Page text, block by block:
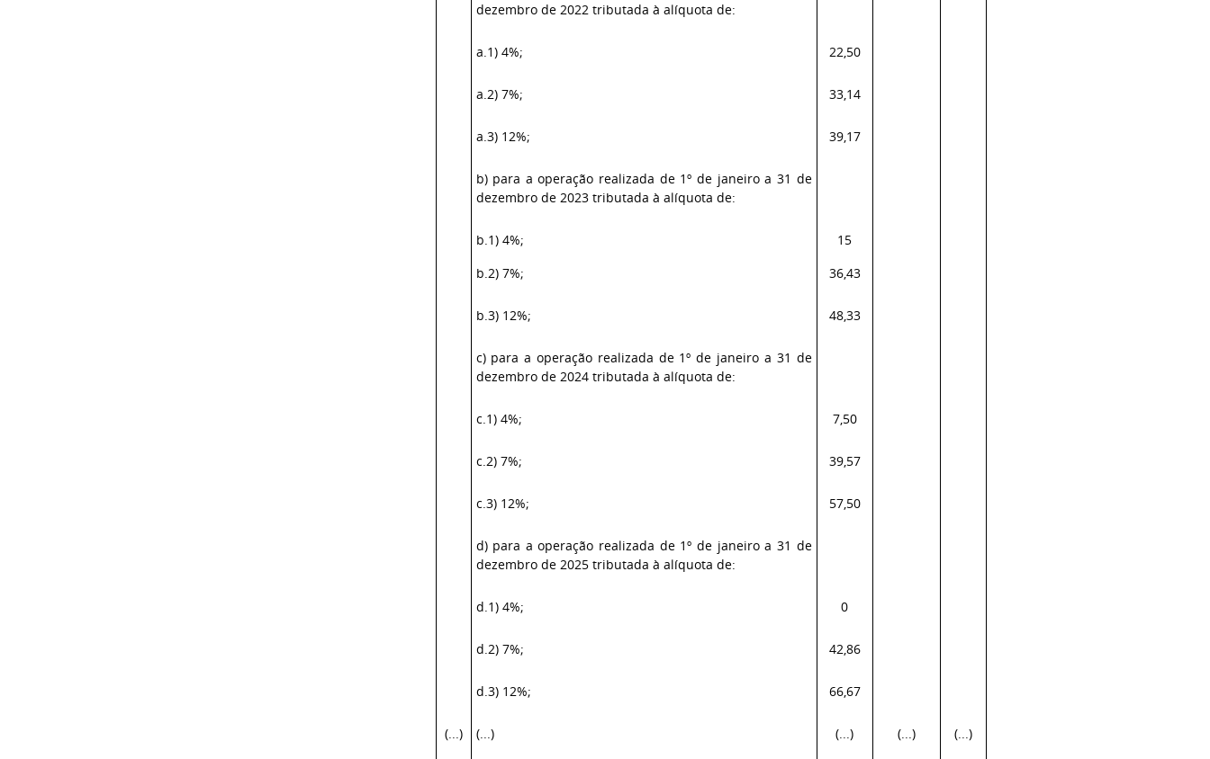
dezembro de 2022 tributada à alíquota de:
a.1) 4%; 22,50
a.2) 7%; 33,14
a.3) 12%; 39,17
b) para a operação realizada de 1º de janeiro a 31 de
dezembro de 2023 tributada à alíquota de:
b.1) 4%;
b.2) 7%;
15
36,43
b.3) 12%; 48,33
c) para a operação realizada de 1º de janeiro a 31 de
dezembro de 2024 tributada à alíquota de:
c.1) 4%; 7,50
c.2) 7%; 39,57
c.3) 12%; 57,50
d) para a operação realizada de 1º de janeiro a 31 de
dezembro de 2025 tributada à alíquota de:
d.1) 4%; 0
d.2) 7%; 42,86
d.3) 12%; 66,67
(...) (...) (...) (...) (...)